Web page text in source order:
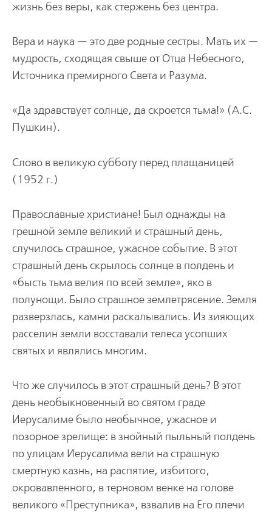
жизнь без веры, как стержень без центра.
Вера и наука — это две родные сестры. Мать их —
мудрость, сходящая свыше от Отца Небесного,
Источника премирного Света и Разума.
«Да здравствует солнце, да скроется тьма!» (А.С.
Пушкин).
Слово в великую субботу перед плащаницей
(1952 г.)
Православные христиане! Был однажды на
грешной земле великий и страшный день,
случилось страшное, ужасное событие. В этот
страшный день скрылось солнце в полдень и
«бысть тьма велия по всей земле», яко в
полунощи. Было страшное землетрясение. Земля
разверзлась, камни раскалывались. Из зияющих
расселин земли восставали телеса усопших
святых и являлись многим.
Что же случилось в этот страшный день? В этот
день необыкновенный во святом граде
Иерусалиме было необычное, ужасное и
позорное зрелище: в знойный пыльный полдень
по улицам Иерусалима вели на страшную
смертную казнь, на распятие, избитого,
окровавленного, в терновом венке на голове
великого «Преступника», взвалив на Его плечи